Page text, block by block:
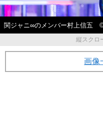
関ジャニ∞のメンバー村上信五
縦スクロ
画像